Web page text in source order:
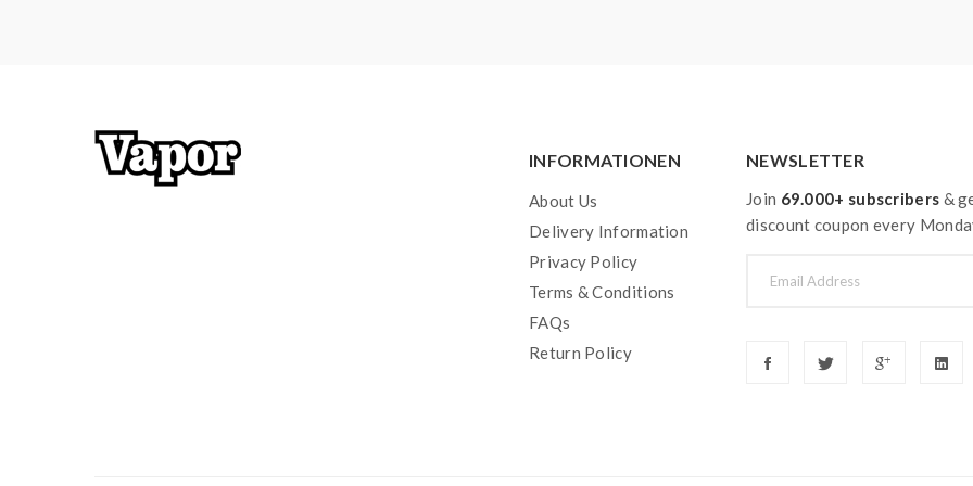
INFORMATIONEN
About Us
Delivery Information
Privacy Policy
Terms & Conditions
FAQs
Return Policy
NEWSLETTER
Join 69.000+ subscribers &
discount coupon every